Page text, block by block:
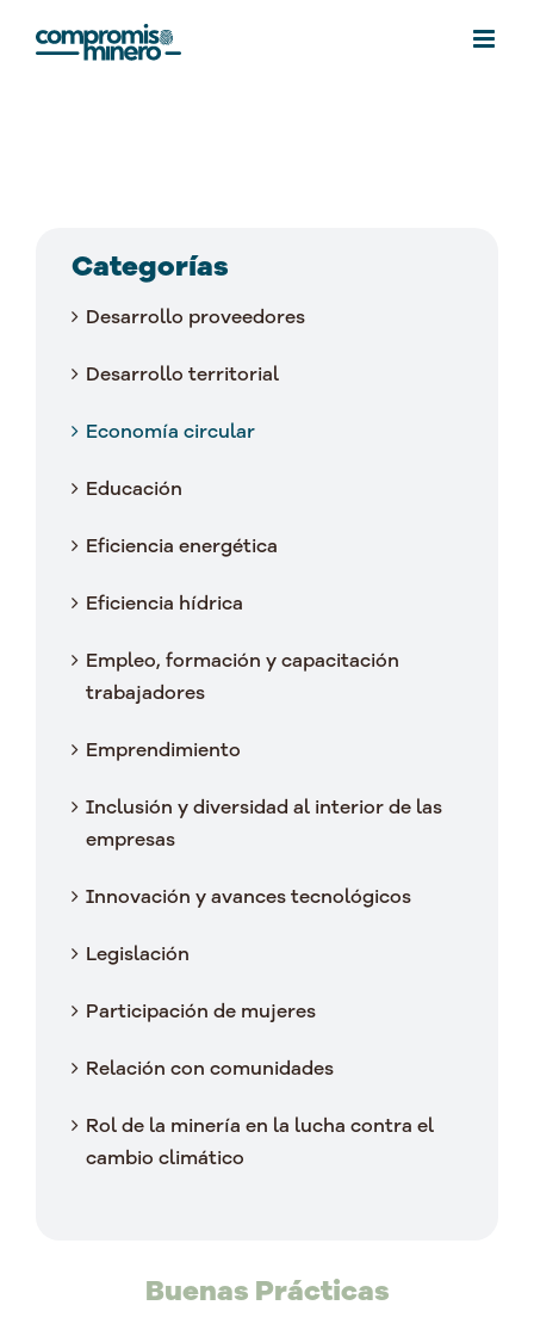
Categorías
Desarrollo proveedores
Desarrollo territorial
Economía circular
Educación
Eficiencia energética
Eficiencia hídrica
Empleo, formación y capacitación
trabajadores
Emprendimiento
Inclusión y diversidad al interior de las
empresas
Innovación y avances tecnológicos
Legislación
Participación de mujeres
Relación con comunidades
Rol de la minería en la lucha contra el
cambio climático
Buenas Prácticas